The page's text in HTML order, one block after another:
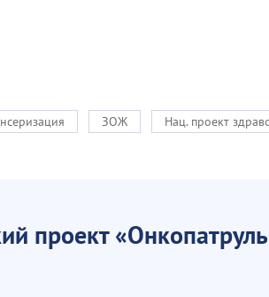
ЗОЖ Нац. проект
проект